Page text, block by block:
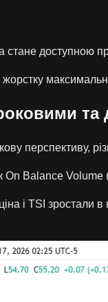
доступною
жорстку
перспективу,
On Balance
і TSI зростали